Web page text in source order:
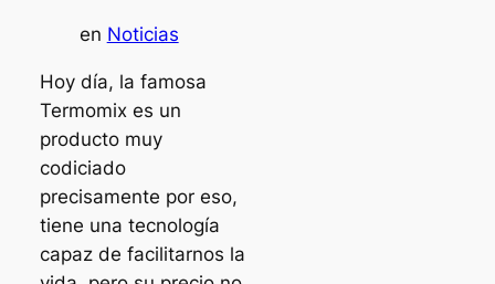
en Noticias
Hoy día, la famosa
Termomix es un
producto muy
codiciado
precisamente por eso,
tiene una tecnología
capaz de facilitarnos la